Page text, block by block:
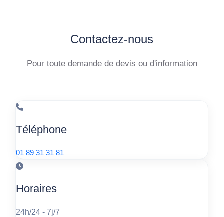
Contactez-nous
Pour toute demande de devis ou d'information
Téléphone
01 89 31 31 81
Horaires
24h/24 - 7j/7